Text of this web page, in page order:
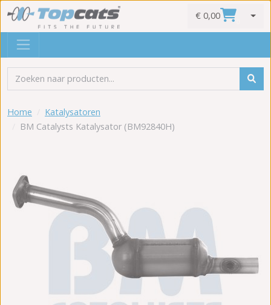
€ 0,00
Home
Katalysatoren
BM Catalysts Katalysator (BM92840H)